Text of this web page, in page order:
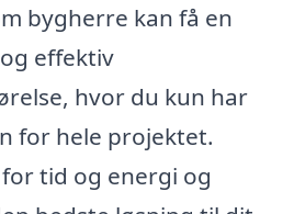
bygherre kan få en
effektiv
hvor du kun har
for hele projektet.
tid og energi og